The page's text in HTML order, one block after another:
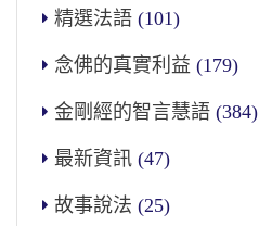
精選法語 (101)
念佛的真實利益 (179)
金剛經的智言慧語 (384)
最新資訊 (47)
故事說法 (25)